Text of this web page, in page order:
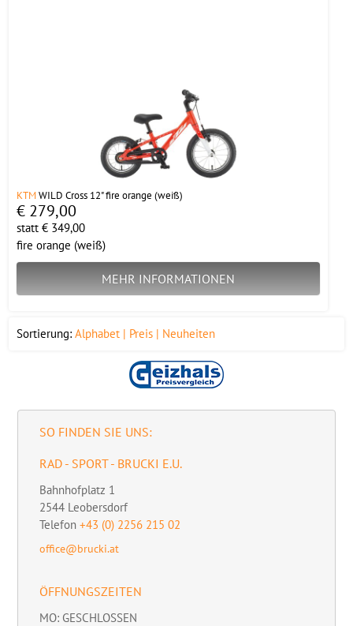
KTMWILD Cross 12" fire orange (weiß)
€ 279,00
statt € 349,00
fire orange (weiß)
MEHR INFORMATIONEN
Sortierung: Alphabet Preis Neuheiten
SO FINDEN SIE UNS:
RAD - SPORT - BRUCKI E.U.
Bahnhofplatz 1
2544 Leobersdorf
Telefon +43 (0) 2256 215 02
office@brucki.at
ÖFFNUNGSZEITEN
MO: GESCHLOSSEN